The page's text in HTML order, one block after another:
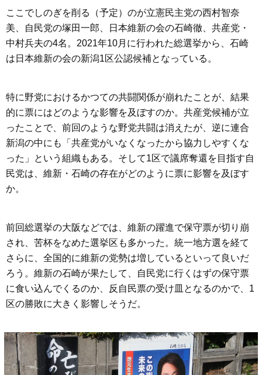
ここでしのぎを削る（予定）のが立憲民主党の西村智奈
美、自民党の塚田一郎、日本維新の会の石崎徹、共産党・
中村兵夫の4名。2021年10月に行われた総選挙から、石崎
は日本維新の会の新潟1区公認候補となっている。
特に野党におけるかつての共闘関係が崩れたことが、結果
的に票にはどのような影響を及ぼすのか。共産党候補が立
ったことで、前回のような野党共闘は消えたが、逆に連合
新潟の中にも「共産党がいなくなったから協力しやすくな
った」という組織もある。そして1区で議席奪還を目指す自
民党は、維新・石崎の存在がどのように票に影響を及ぼす
か。
前回総選挙の大阪などでは、維新の躍進で保守票が切り崩
され、苦杯をなめた選挙区も多かった。統一地方選を経て
さらに、全国的に維新の党勢は増しているといって良いだ
ろう。維新の石崎が果たして、自民党に行くはずの保守票
に食い込んでくるのか、反自民票の受け皿となるのかで、1
区の勝敗に大きく影響しそうだ。